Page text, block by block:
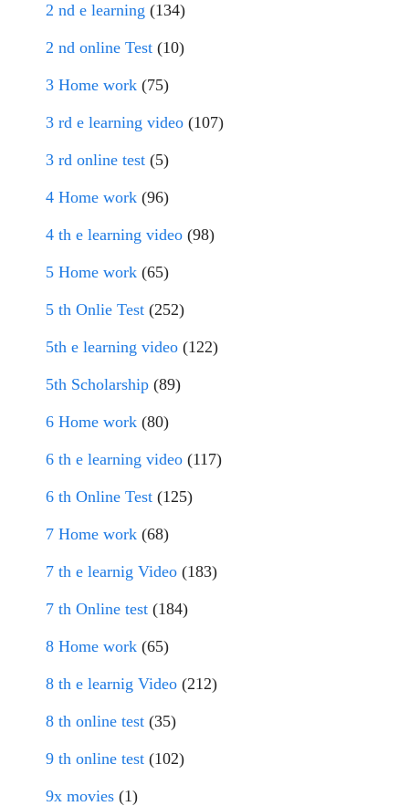
2 nd e learning (134)
2 nd online Test (10)
3 Home work (75)
3 rd e learning video (107)
3 rd online test (5)
4 Home work (96)
4 th e learning video (98)
5 Home work (65)
5 th Onlie Test (252)
5th e learning video (122)
5th Scholarship (89)
6 Home work (80)
6 th e learning video (117)
6 th Online Test (125)
7 Home work (68)
7 th e learnig Video (183)
7 th Online test (184)
8 Home work (65)
8 th e learnig Video (212)
8 th online test (35)
9 th online test (102)
9x movies (1)